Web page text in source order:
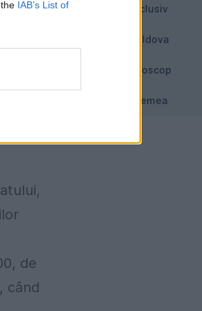
IAB’s List of
de
când
Exclusiv
Moldova
Horoscop
Vremea